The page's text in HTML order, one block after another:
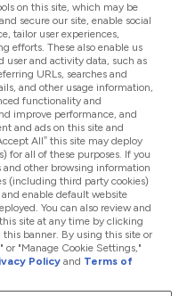
Services Commission
Missed payments may
on this site, which may be
secure our site, enable social
tailor user experiences,
efforts. These also enable us
user and activity data, such as
URLs, searches and
and other usage information,
functionality and
improve performance, and
and ads on this site and
All” this site may deploy
for all of these purposes. If you
and other browsing information
(including third party cookies)
enable default website
You can also review and
site at any time by clicking
banner. By using this site or
"Manage Cookie Settings,"
Policy and Terms of